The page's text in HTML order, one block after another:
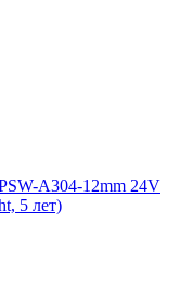
A304-12mm 24V
5 лет)